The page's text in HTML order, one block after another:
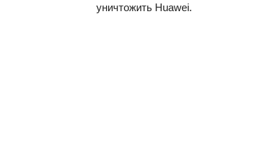
уничтожить Huawei.